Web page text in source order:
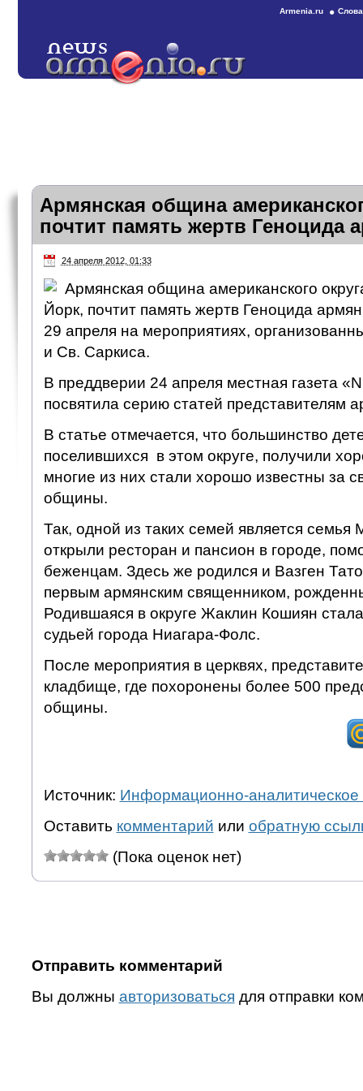
Armenia.ru
Армянская община
почтит память жертв Геноцида
24 апреля 2012, 01:33
Армянская община американского
Йорк, почтит память жертв Геноцида
29 апреля на мероприятиях,
и Св. Саркиса.
В преддверии 24 апреля местная газета
посвятила серию статей представителям
В статье отмечается, что большинство
поселившихся в этом округе, получили
многие из них стали хорошо известны за
общины.
Так, одной из таких семей является семья
открыли ресторан и пансион в городе,
беженцам. Здесь же родился и Вазген
первым армянским священником,
Родившаяся в округе Жаклин Кошиян
судьей города Ниагара-Фолс.
После мероприятия в церквях,
кладбище, где похоронены более 500
общины.
Источник: Информационно-аналитическое
Оставить комментарий или обратную
(Пока оценок нет)
Отправить комментарий
Вы должны авторизоваться для отправки